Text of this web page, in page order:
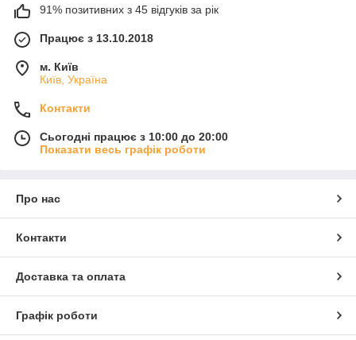
91% позитивних з 45 відгуків за рік
Працює з 13.10.2018
м. Київ
Київ, Україна
Контакти
Сьогодні працює з 10:00 до 20:00
Показати весь графік роботи
Про нас
Контакти
Доставка та оплата
Графік роботи